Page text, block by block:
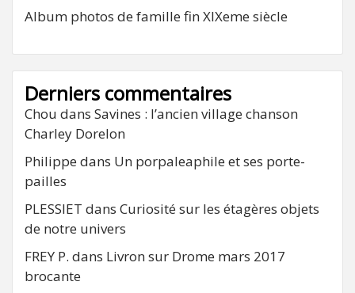
Album photos de famille fin XIXeme siècle
Derniers commentaires
Chou dans Savines : l’ancien village chanson
Charley Dorelon
Philippe dans Un porpaleaphile et ses porte-
pailles
PLESSIET dans Curiosité sur les étagères objets
de notre univers
FREY P. dans Livron sur Drome mars 2017
brocante